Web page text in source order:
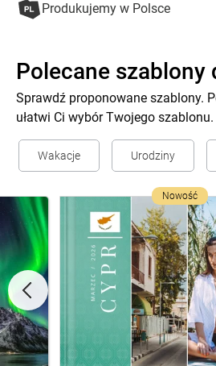
Produkujemy w Polsce
Polecane szablony
Sprawdź proponowane szablony.
ułatwi Ci wybór Twojego szablonu.
Wakacje Urodziny
Nowość